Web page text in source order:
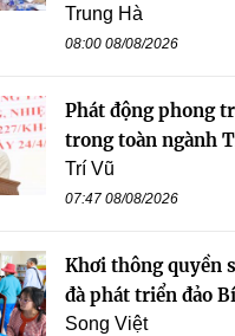
Trung Hà
08:00 08/08/2026
Phát động phong
trong toàn ngành
Trí Vũ
07:47 08/08/2026
Khơi thông quyền
đà phát triển đảo
Song Việt